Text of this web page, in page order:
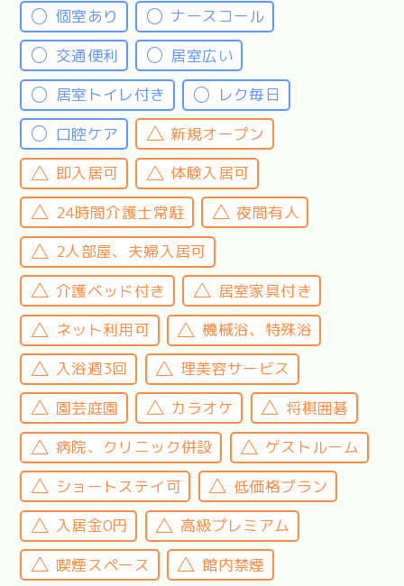
個室あり
ナースコール
交通便利
居室広い
居室トイレ付き
レク毎日
口腔ケア
新規オープン
即入居可
体験入居可
24時間介護士常駐
夜間有人
2人部屋、夫婦入居可
介護ベッド付き
居室家具付き
ネット利用可
機械浴、特殊浴
入浴週3回
理美容サービス
園芸庭園
カラオケ
将棋囲碁
病院、クリニック併設
ゲストルーム
ショートステイ可
低価格プラン
入居金0円
高級プレミアム
喫煙スペース
館内禁煙